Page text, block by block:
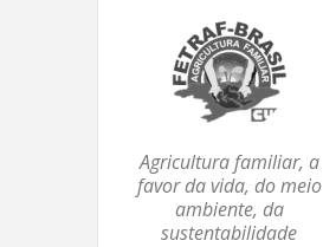
Agricultura familiar, a
favor da vida, do meio
ambiente, da
sustentabilidade